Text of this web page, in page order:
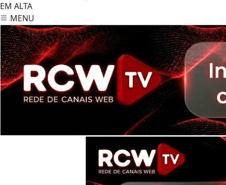
EM ALTA
MENU